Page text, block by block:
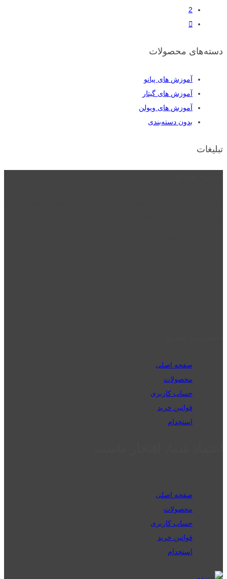
2
دسته‌های محصولات
آموزش های پیانو
آموزش های گیتار
آموزش های ویولن
بدون دسته‌بندی
تبلیغات
صفحه اصلی
محصولات
حساب کاربری
قوانین خرید
استخدام
صفحه اصلی
محصولات
حساب کاربری
قوانین خرید
استخدام